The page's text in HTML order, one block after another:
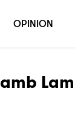
OPINION